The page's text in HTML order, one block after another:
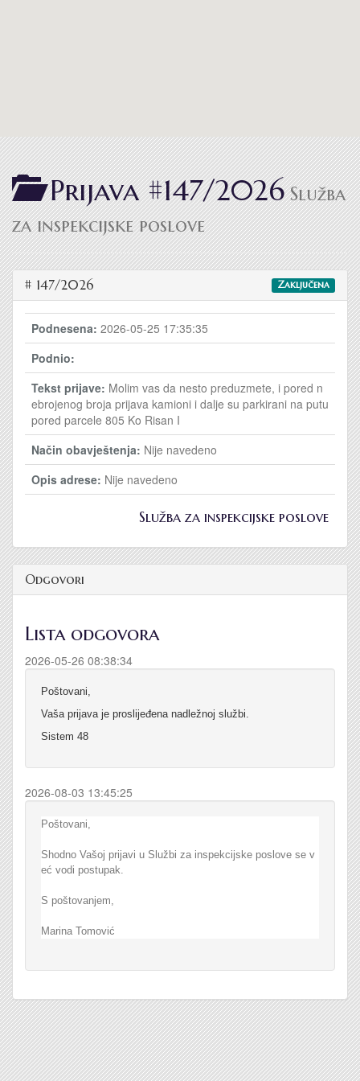
Prijava #147/2026Služba
za inspekcijske poslove
# 147/2026 Zaključena
Podnesena: 2026-05-25 17:35:35
Podnio:
Tekst prijave: Molim vas da nesto preduzmete, i pored n
ebrojenog broja prijava kamioni i dalje su parkirani na putu
pored parcele 805 Ko Risan I
Način obavještenja: Nije navedeno
Opis adrese: Nije navedeno
Služba za inspekcijske poslove
Odgovori
Lista odgovora
2026-05-26 08:38:34
Poštovani,
Vaša prijava je proslijeđena nadležnoj službi.
Sistem 48
2026-08-03 13:45:25
Poštovani,
Shodno Vašoj prijavi u Službi za inspekcijske poslove se v
eć vodi postupak.
S poštovanjem,
Marina Tomović